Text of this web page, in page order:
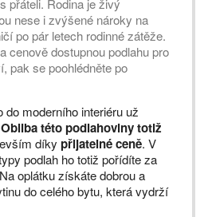
přáteli. Rodina je živý
nese i zvýšené nároky na
po pár letech rodinné zátěže.
cenově dostupnou podlahu pro
pak se poohlédněte po
moderního interiéru už
Obliba této podlahoviny totiž
díky přijatelné ceně. V
podlah ho totiž pořídíte za
oplátku získáte dobrou a
do celého bytu, která vydrží